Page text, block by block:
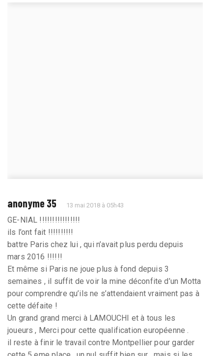
anonyme 35 13 mai 2018 à 05h43
GE-NIAL !!!!!!!!!!!!!!!!
ils l’ont fait !!!!!!!!!!
battre Paris chez lui , qui n’avait plus perdu depuis
mars 2016 !!!!!!
Et même si Paris ne joue plus à fond depuis 3
semaines , il suffit de voir la mine déconfite d’un Motta
pour comprendre qu’ils ne s’attendaient vraiment pas à
cette défaite !
Un grand grand merci à LAMOUCHI et à tous les
joueurs , Merci pour cette qualification européenne .
il reste à finir le travail contre Montpellier pour garder